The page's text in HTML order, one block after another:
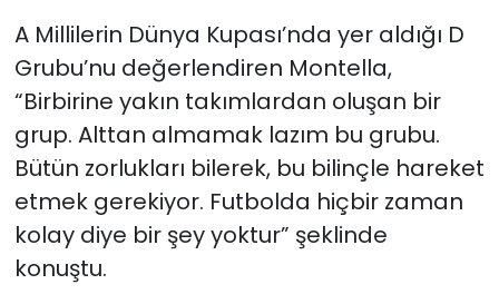
A Millilerin Dünya Kupası’nda yer aldığı D
Grubu’nu değerlendiren Montella,
“Birbirine yakın takımlardan oluşan bir
grup. Alttan almamak lazım bu grubu.
Bütün zorlukları bilerek, bu bilinçle hareket
etmek gerekiyor. Futbolda hiçbir zaman
kolay diye bir şey yoktur” şeklinde
konuştu.